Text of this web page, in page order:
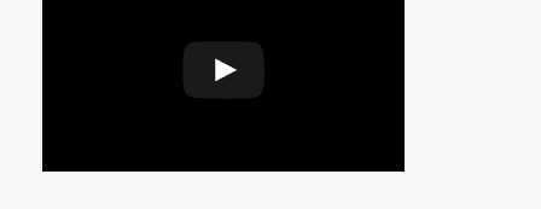
Play